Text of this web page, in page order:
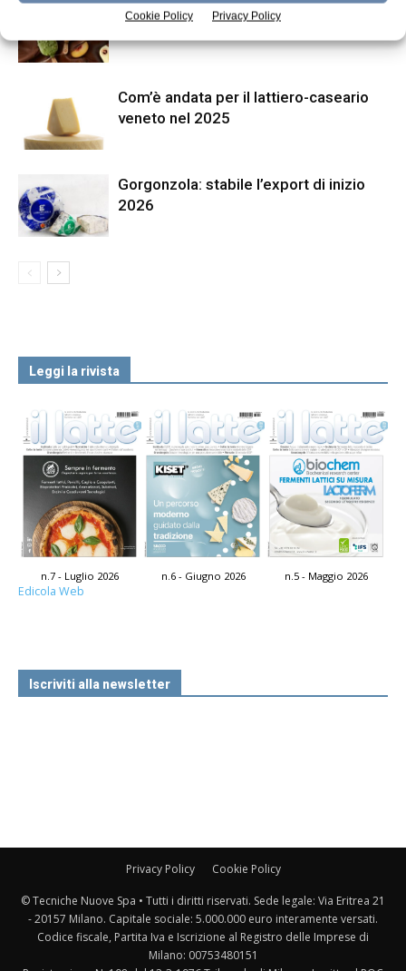
Cookie Policy Privacy Policy
TMICC: nel primo semestre 2026
Com’è andata per il lattiero-caseario
veneto nel 2025
Gorgonzola: stabile l’export di inizio
2026
Leggi la rivista
n.7 - Luglio 2026 n.6 - Giugno 2026 n.5 - Maggio 2026
Edicola Web
Iscriviti alla newsletter
Privacy Policy Cookie Policy
© Tecniche Nuove Spa • Tutti i diritti riservati. Sede legale: Via Eritrea 21
- 20157 Milano. Capitale sociale: 5.000.000 euro interamente versati.
Codice fiscale, Partita Iva e Iscrizione al Registro delle Imprese di
Milano: 00753480151